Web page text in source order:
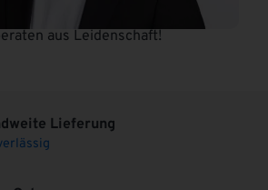
aus Leidenschaft!
Lieferung